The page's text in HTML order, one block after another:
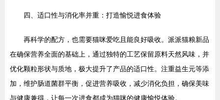
四、适口性与消化率并重：打造愉悦进食体验
再科学的配方，也需要猫咪爱吃且能良好吸收。派派猫粮新品
在确保营养全面的基础上，通过独特的工艺保留原料天然风味，并
优化颗粒形状与质地，极大提升了产品的适口性。注重益生元等添
加，维护肠道菌群平衡，促进营养吸收，减少消化负担，确保美味
与健康兼得，让每一次进食都成为猫咪的健康愉悦体验。